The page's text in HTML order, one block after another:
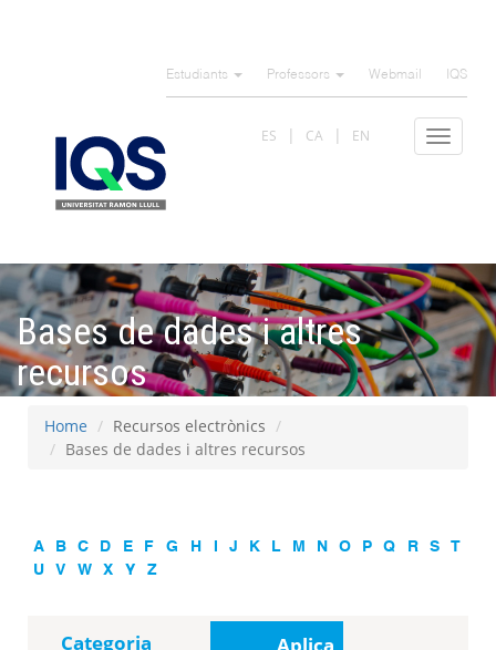
Estudiants Professors Webmail IQS
Toggle
ES CA EN
Bases de dades i altres
recursos
Home
Recursos electrònics
Bases de dades i altres recursos
A B C D E F G H J K L M N O P Q R S
T
U
V W X Y Z
Categoria